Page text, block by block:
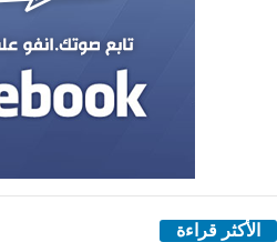
الأكثر قراءة